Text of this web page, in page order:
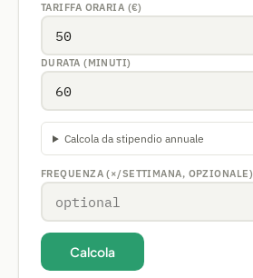
TARIFFA ORARIA (€)
DURATA (MINUTI)
Calcola da stipendio annuale
FREQUENZA (×/SETTIMANA, OPZIONALE)
Calcola